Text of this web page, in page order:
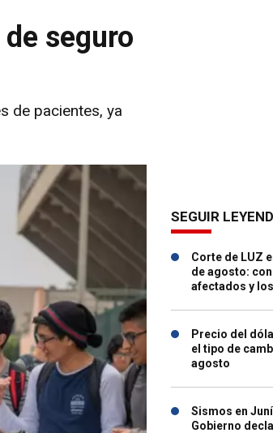
seguro
de pacientes, ya
SEGUIR
Corte de LUZ
de agosto:
afectados y
Precio del
el tipo de
agosto
Sismos en
Gobierno